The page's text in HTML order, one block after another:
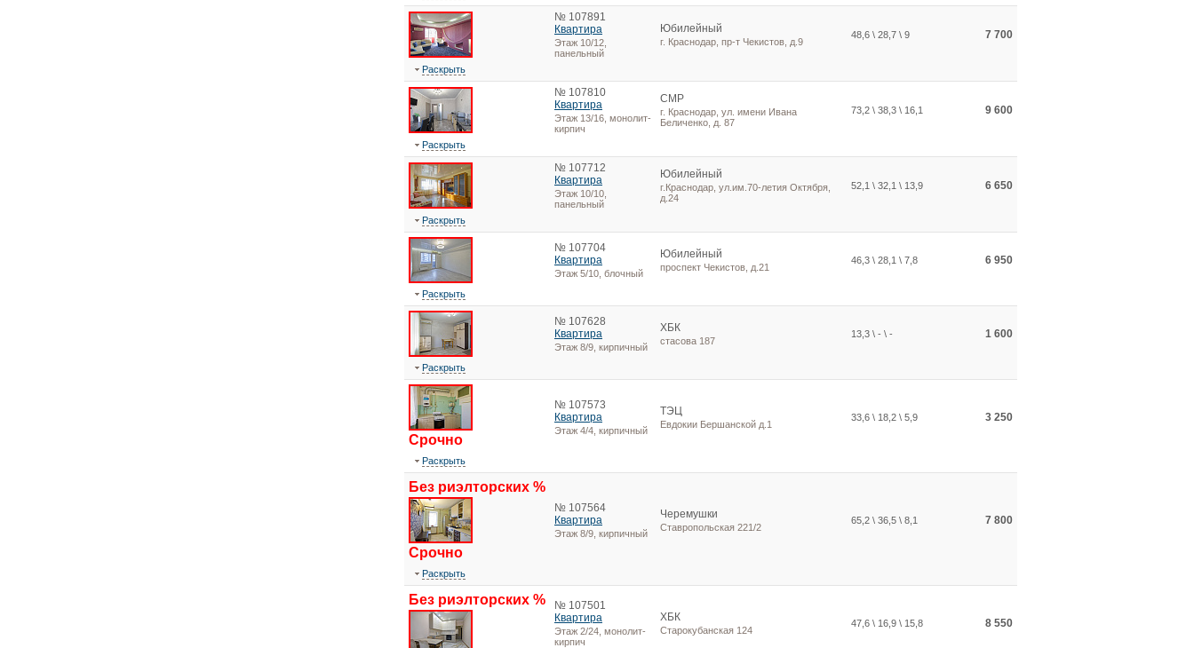
№ 107891
Квартира
Этаж 10/12,
панельный
Юбилейный
г. Краснодар, пр-т Чекистов, д.9
48,6 \ 28,7 \ 9 7 700
Раскрыть
№ 107810
Квартира
Этаж 13/16, монолит-
кирпич
СМР
г. Краснодар, ул. имени Ивана
Беличенко, д. 87
73,2 \ 38,3 \ 16,1 9 600
Раскрыть
№ 107712
Квартира
Этаж 10/10,
панельный
Юбилейный
г.Краснодар, ул.им.70-летия Октября,
д.24
52,1 \ 32,1 \ 13,9 6 650
Раскрыть
№ 107704
Квартира
Этаж 5/10, блочный
Юбилейный
проспект Чекистов, д.21
46,3 \ 28,1 \ 7,8 6 950
Раскрыть
№ 107628
Квартира
Этаж 8/9, кирпичный
ХБК
стасова 187
13,3 \ - \ - 1 600
Раскрыть
Срочно
№ 107573
Квартира
Этаж 4/4, кирпичный
ТЭЦ
Евдокии Бершанской д.1
33,6 \ 18,2 \ 5,9 3 250
Раскрыть
Без риэлторских %
Срочно
№ 107564
Квартира
Этаж 8/9, кирпичный
Черемушки
Ставропольская 221/2
65,2 \ 36,5 \ 8,1 7 800
Раскрыть
Без риэлторских %
№ 107501
Квартира
Этаж 2/24, монолит-
кирпич
ХБК
Старокубанская 124
47,6 \ 16,9 \ 15,8 8 550